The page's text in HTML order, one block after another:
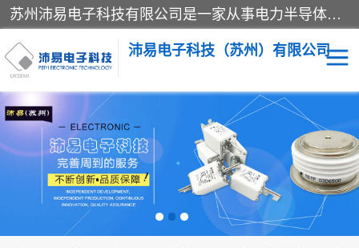
苏州沛易电子科技有限公司是一家从事电力半导体器件和电子元器件的专业代理及分销商，产品包括：IGBT模块、IPM模块、PIM模块、二极管、三极管、可控硅、整流桥、IGBT单管、IGBT电路驱动板、GTR达林顿模块、快恢复二极管、肖特基二极管、熔断器、IC集成电路、快速熔断器等。
沛易电子科技（苏州）有限公司
西门康 英飞凌
快恢复二极管 英飞凌IGBT模块
英飞凌可控硅模块 IXYS艾赛斯可控硅